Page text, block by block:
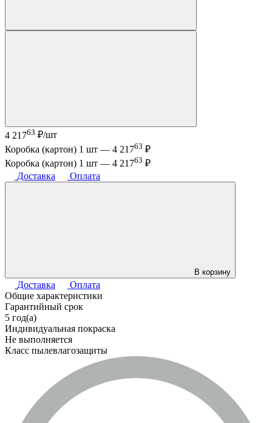
4 21763 ₽/шт
Коробка (картон) 1 шт — 4 21763 ₽
Коробка (картон) 1 шт — 4 21763 ₽
Доставка
Оплата
В корзину
Доставка
Оплата
Общие характеристики
Гарантийный срок
5 год(а)
Индивидуальная покраска
Не выполняется
Класс пылевлагозащиты